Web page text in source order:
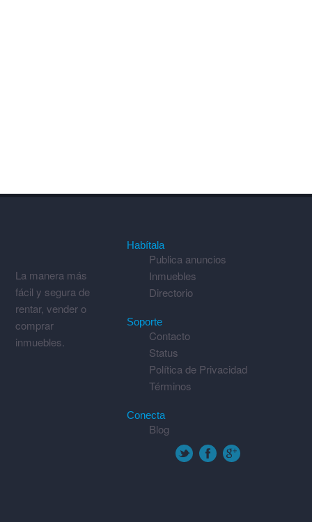
La manera más
fácil y segura de
rentar, vender o
comprar
inmuebles.
Habítala
Publica anuncios
Inmuebles
Directorio
Soporte
Contacto
Status
Política de Privacidad
Términos
Conecta
Blog